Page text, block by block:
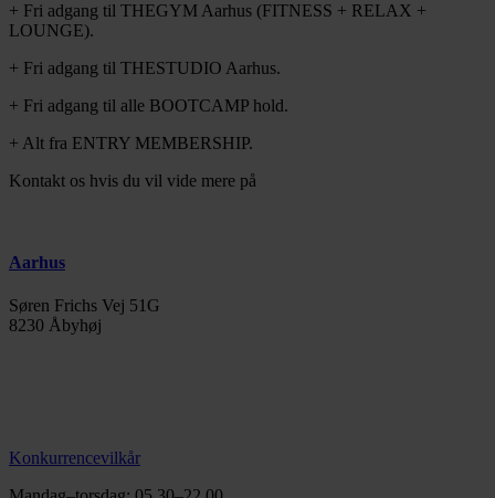
+ Fri adgang til THEGYM Aarhus (FITNESS + RELAX +
LOUNGE).
+ Fri adgang til THESTUDIO Aarhus.
+ Fri adgang til alle BOOTCAMP hold.
+ Alt fra ENTRY MEMBERSHIP.
Kontakt os hvis du vil vide mere på
Aarhus
Søren Frichs Vej 51G
8230 Åbyhøj
Konkurrencevilkår